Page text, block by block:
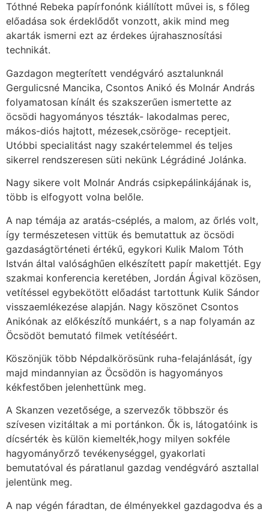
Tóthné Rebeka papírfonónk kiállított művei is, s főleg
előadása sok érdeklődőt vonzott, akik mind meg
akarták ismerni ezt az érdekes újrahasznosítási
technikát.
Gazdagon megterített vendégváró asztalunknál
Gergulicsné Mancika, Csontos Anikó és Molnár András
folyamatosan kínált és szakszerűen ismertette az
öcsödi hagyományos tészták- lakodalmas perec,
mákos-diós hajtott, mézesek,csöröge- receptjeit.
Utóbbi specialitást nagy szakértelemmel és teljes
sikerrel rendszeresen süti nekünk Légrádiné Jolánka.
Nagy sikere volt Molnár András csipkepálinkájának is,
több is elfogyott volna belőle.
A nap témája az aratás-cséplés, a malom, az őrlés volt,
így természetesen vittük és bemutattuk az öcsödi
gazdaságtörténeti értékű, egykori Kulik Malom Tóth
István által valósághűen elkészített papír makettjét. Egy
szakmai konferencia keretében, Jordán Ágival közösen,
vetítéssel egybekötött előadást tartottunk Kulik Sándor
visszaemlékezése alapján. Nagy köszönet Csontos
Anikónak az előkészítő munkáért, s a nap folyamán az
Öcsödöt bemutató filmek vetítéséért.
Köszönjük több Népdalkörösünk ruha-felajánlását, így
majd mindannyian az Öcsödön is hagyományos
kékfestőben jelenhettünk meg.
A Skanzen vezetősége, a szervezők többször és
szívesen vizitáltak a mi portánkon. Ők is, látogatóink is
dícsérték ès külön kiemelték,hogy milyen sokféle
hagyományőrző tevékenységgel, gyakorlati
bemutatóval és páratlanul gazdag vendégváró asztallal
jelentünk meg.
A nap végén fáradtan, de élményekkel gazdagodva és a